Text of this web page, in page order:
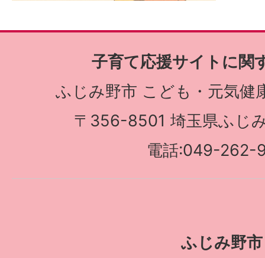
子育て応援サイトに関
ふじみ野市 こども・元気健
〒356-8501 埼玉県ふじ
電話:049-262-
ふじみ野市